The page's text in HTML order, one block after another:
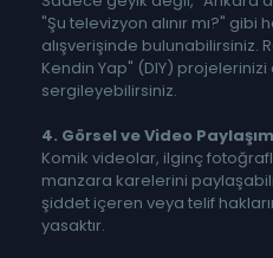
"Şu televizyon alınır mı?"
alışverişinde bulunabilirsiniz.
Kendin Yap" (DIY)
sergileyebilirsiniz.
4. Görsel ve Video
Komik videolar, ilginç
manzara karelerini
şiddet içeren veya telif
yasaktır.